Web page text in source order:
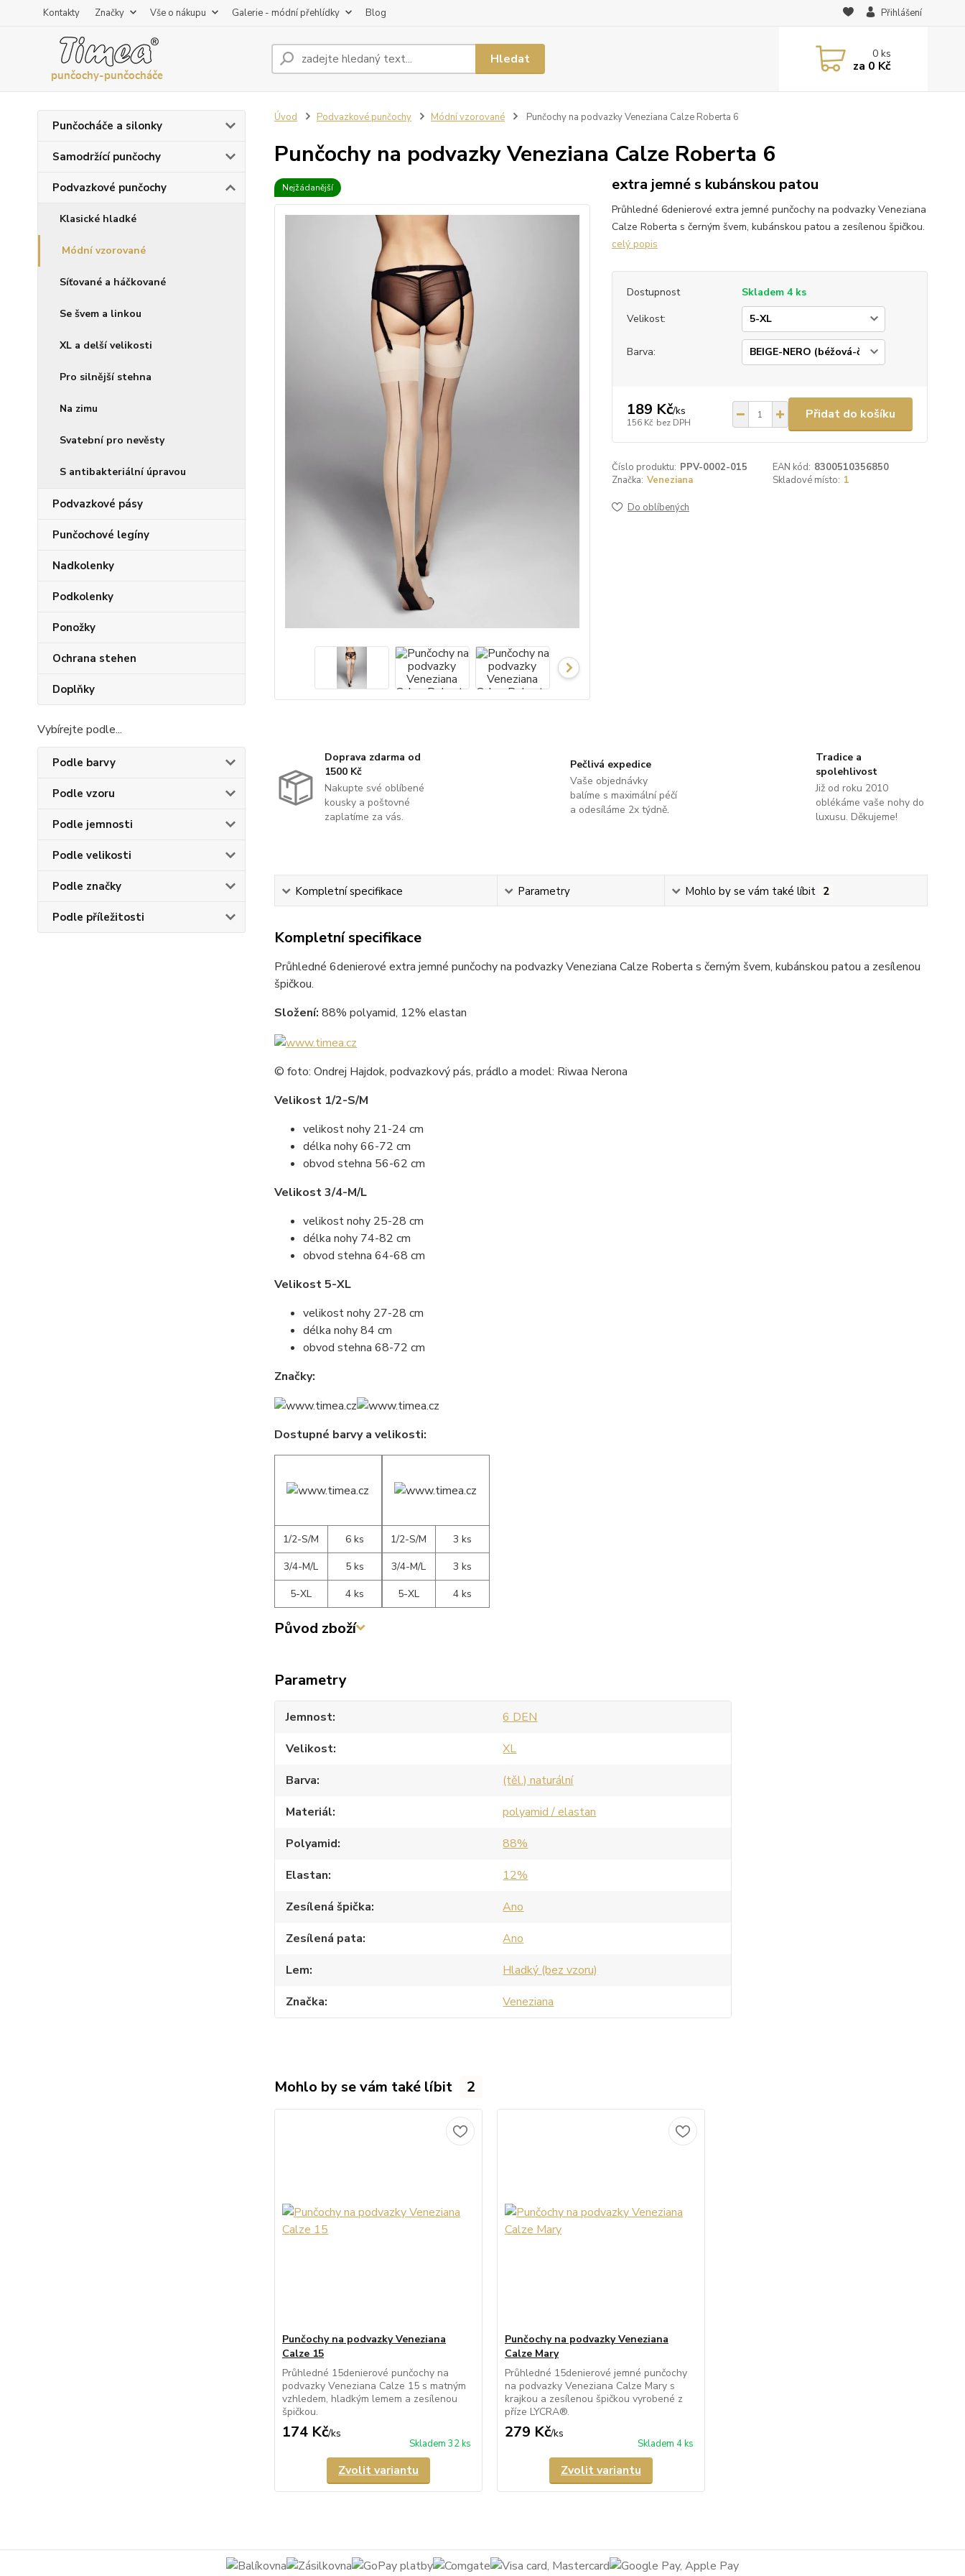
Kontakty Značky Vše o nákupu Galerie - módní přehlídky Blog Přihlášení
Hledat 0ks
za 0 Kč
Punčocháče a silonky
Samodržící punčochy
Podvazkové punčochy
Klasické hladké
Módní vzorované
Síťované a háčkované
Se švem a linkou
XL a delší velikosti
Pro silnější stehna
Na zimu
Svatební pro nevěsty
S antibakteriální úpravou
Podvazkové pásy
Punčochové legíny
Nadkolenky
Podkolenky
Ponožky
Ochrana stehen
Doplňky
Vybírejte podle...
Podle barvy
Podle vzoru
Podle jemnosti
Podle velikosti
Podle značky
Podle příležitosti
Úvod Podvazkové punčochy Módní vzorované Punčochy na podvazky Veneziana Calze Roberta 6
Punčochy na podvazky Veneziana Calze Roberta 6
Nejžádanější extra jemné s kubánskou patou
Průhledné 6denierové extra jemné punčochy na podvazky Veneziana
Calze Roberta s černým švem, kubánskou patou a zesílenou špičkou.
celý popis
Dostupnost
Skladem 4 ks
Velikost:
Barva:
189 Kč/ks
156 Kč bez DPH
Přidat do košíku
Číslo produktu: PPV-0002-015 EAN kód: 8300510356850
Značka: Veneziana Skladové místo: 1
Do oblíbených
Doprava zdarma od
1500 Kč
Nakupte své oblíbené
kousky a poštovné
zaplatíme za vás.
Pečlivá expedice
Vaše objednávky
balíme s maximální péčí
a odesíláme 2x týdně.
Tradice a
spolehlivost
Již od roku 2010
oblékáme vaše nohy do
luxusu. Děkujeme!
Kompletní specifikace Parametry Mohlo by se vám také líbit 2
Kompletní specifikace
Průhledné 6denierové extra jemné punčochy na podvazky Veneziana Calze Roberta s černým švem, kubánskou patou a zesílenou
špičkou.
Složení: 88% polyamid, 12% elastan
© foto: Ondrej Hajdok, podvazkový pás, prádlo a model: Riwaa Nerona
Velikost 1/2-S/M
velikost nohy 21-24 cm
délka nohy 66-72 cm
obvod stehna 56-62 cm
Velikost 3/4-M/L
velikost nohy 25-28 cm
délka nohy 74-82 cm
obvod stehna 64-68 cm
Velikost 5-XL
velikost nohy 27-28 cm
délka nohy 84 cm
obvod stehna 68-72 cm
Značky:
Dostupné barvy a velikosti:
1/2-S/M
6 ks
3/4-M/L
5 ks
5-XL
4 ks
1/2-S/M
3 ks
3/4-M/L
3 ks
5-XL
4 ks
Původ zboží
Parametry
Jemnost
6 DEN
Velikost
XL
Barva
(těl.) naturální
Materiál
polyamid / elastan
Polyamid
88%
Elastan
12%
Zesílená špička
Ano
Zesílená pata
Ano
Lem
Hladký (bez vzoru)
Značka
Veneziana
Mohlo by se vám také líbit 2
Punčochy na podvazky Veneziana
Calze 15
Průhledné 15denierové punčochy na
podvazky Veneziana Calze 15 s matným
vzhledem, hladkým lemem a zesílenou
špičkou.
174 Kč/ks
Skladem 32 ks
Zvolit variantu
Punčochy na podvazky Veneziana
Calze Mary
Průhledné 15denierové jemné punčochy
na podvazky Veneziana Calze Mary s
krajkou a zesílenou špičkou vyrobené z
příze LYCRA®.
279 Kč/ks
Skladem 4 ks
Zvolit variantu